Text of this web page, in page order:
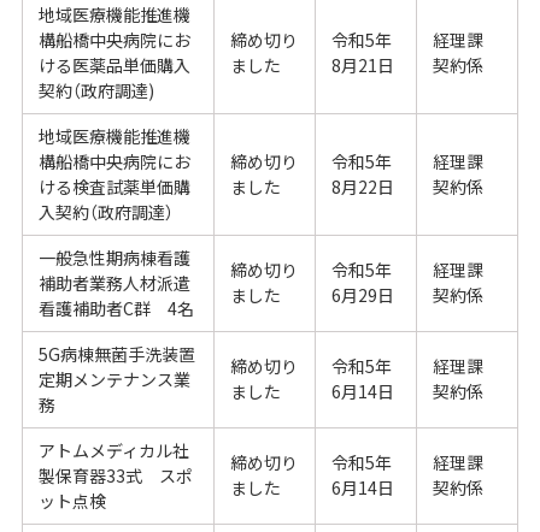
地域医療機能推進機
構船橋中央病院にお
ける医薬品単価購入
契約（政府調達)
締め切り
ました
令和5年
8月21日
経理課
契約係
地域医療機能推進機
構船橋中央病院にお
ける検査試薬単価購
入契約（政府調達）
締め切り
ました
令和5年
8月22日
経理課
契約係
一般急性期病棟看護
補助者業務人材派遣
看護補助者C群 4名
締め切り
ました
令和5年
6月29日
経理課
契約係
5G病棟無菌手洗装置
定期メンテナンス業
務
締め切り
ました
令和5年
6月14日
経理課
契約係
アトムメディカル社
製保育器33式 スポ
ット点検
締め切り
ました
令和5年
6月14日
経理課
契約係